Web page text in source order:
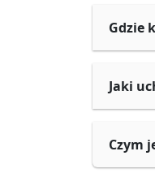
Gdzie
Jaki
Czym